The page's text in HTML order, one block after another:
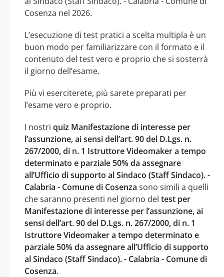
Cosenza nel 2026.
L’esecuzione di test pratici a scelta multipla è un
buon modo per familiarizzare con il formato e il
contenuto del test vero e proprio che si sosterrà
il giorno dell’esame.
Più vi eserciterete, più sarete preparati per
l’esame vero e proprio.
I nostri quiz Manifestazione di interesse per
l’assunzione, ai sensi dell’art. 90 del D.Lgs. n.
267/2000, di n. 1 Istruttore Videomaker a tempo
determinato e parziale 50% da assegnare
all’Ufficio di supporto al Sindaco (Staff Sindaco). -
Calabria - Comune di Cosenza sono simili a quelli
che saranno presenti nel giorno del test per
Manifestazione di interesse per l’assunzione, ai
sensi dell’art. 90 del D.Lgs. n. 267/2000, di n. 1
Istruttore Videomaker a tempo determinato e
parziale 50% da assegnare all’Ufficio di supporto
al Sindaco (Staff Sindaco). - Calabria - Comune di
Cosenza.